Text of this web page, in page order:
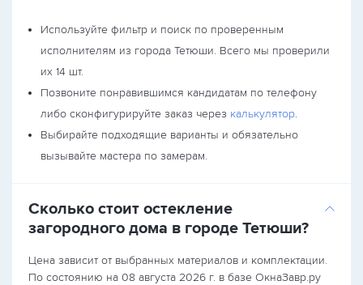
Используйте фильтр и поиск по проверенным
исполнителям из города Тетюши. Всего мы проверили
их 14 шт.
Позвоните понравившимся кандидатам по телефону
либо сконфигурируйте заказ через калькулятор.
Выбирайте подходящие варианты и обязательно
вызывайте мастера по замерам.
Сколько стоит остекление
загородного дома в городе Тетюши?
Цена зависит от выбранных материалов и комплектации.
По состоянию на 08 августа 2026 г. в базе ОкнаЗавр.ру